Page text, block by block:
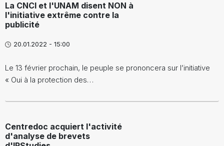
La CNCI et l'UNAM disent NON à
l'initiative extrême contre la
publicité
20.01.2022 - 15:00
Le 13 février prochain, le peuple se prononcera sur l’initiative
« Oui à la protection des…
Centredoc acquiert l'activité
d'analyse de brevets